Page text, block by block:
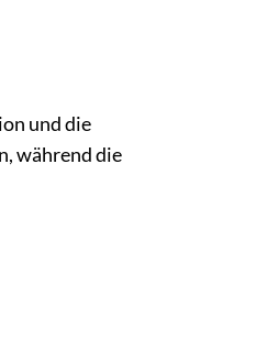
und die
während die